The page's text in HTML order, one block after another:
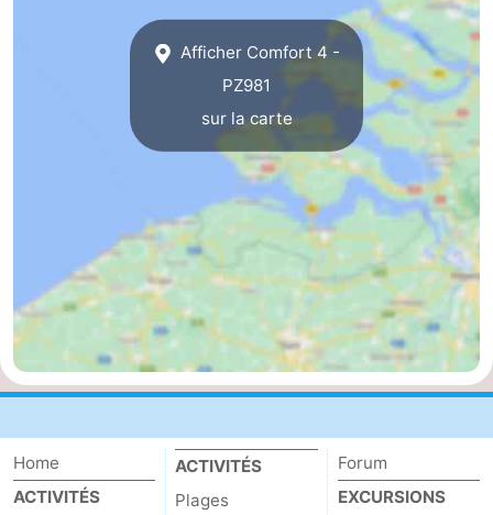
Bollenstreek
-
Hollands
Duin
Noordwijk
-
Katwijk
-
Scheveningen
-
Afficher Comfort 4 -
PZ981
sur la carte
Home
ACTIVITÉS
ACTIVITÉS
Plages
Forum
EXCURSIONS